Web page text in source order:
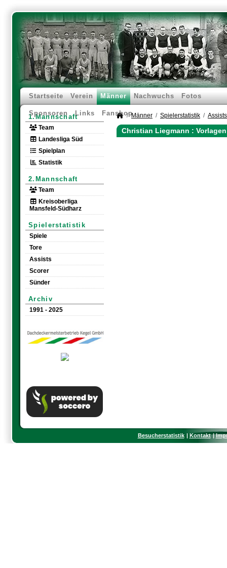
Startseite Verein Männer Nachwuchs Fotos
Sponsoren Links Fanshop
1.Mannschaft
Team
Landesliga Süd
Spielplan
Statistik
2.Mannschaft
Team
Kreisoberliga
Mansfeld-Südharz
Spielerstatistik
Spiele
Tore
Assists
Scorer
Sünder
Archiv
1991 - 2025
Männer Spielerstatistik Assists
Christian Liegmann :
Besucherstatistik Kontakt